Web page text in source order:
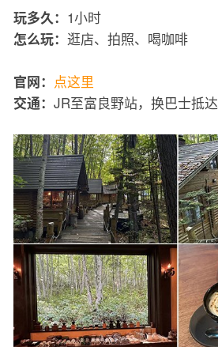
玩多久： 1小时
怎么玩： 逛店、拍照、喝咖啡
官网： 点这里
交通： JR至富良野站，换巴士抵达